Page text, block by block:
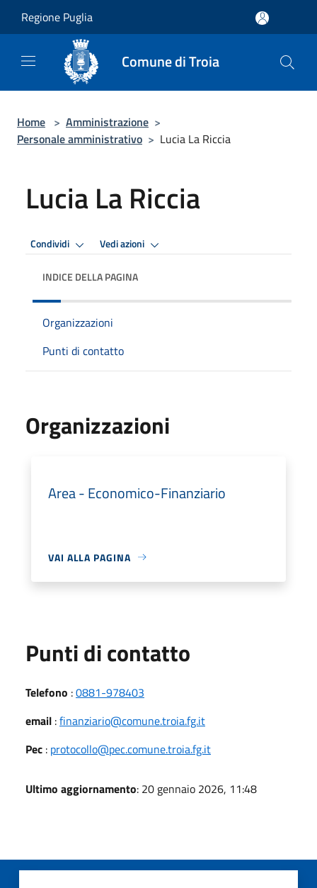
Regione Puglia
Comune di Troia
Home > Amministrazione >
Personale amministrativo > Lucia La Riccia
Lucia La Riccia
Condividi Vedi azioni
INDICE DELLA PAGINA
Organizzazioni
Punti di contatto
Organizzazioni
Area - Economico-Finanziario
VAI ALLA PAGINA
Punti di contatto
Telefono :0881-978403
email :finanziario@comune.troia.fg.it
Pec : protocollo@pec.comune.troia.fg.it
Ultimo aggiornamento: 20 gennaio 2026, 11:48